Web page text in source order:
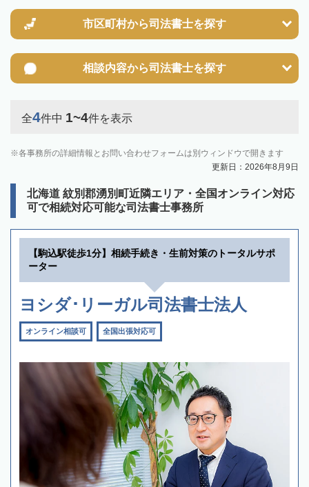
市区町村から司法書士を探す
相談内容から司法書士を探す
全4件中 1~4件を表示
各事務所の詳細情報とお問い合わせフォームは別ウィンドウで開きます
更新日：2026年8月9日
北海道 紋別郡湧別町近隣エリア・全国オンライン対応
可で相続対応可能な司法書士事務所
【駒込駅徒歩1分】相続手続き・生前対策のトータルサポ
ーター
ヨシダ･リーガル司法書士法人
オンライン相談可 全国出張対応可